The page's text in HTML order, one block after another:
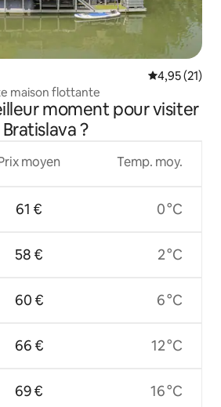
Évaluation
4,95 (21)
maison flottante
moment pour visiter
Bratislava ?
moyen
61 €
58 €
60 €
66 €
69 €
Temp. moy.
0 °C
2 °C
6 °C
12 °C
16 °C